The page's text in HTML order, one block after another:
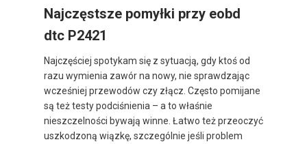
Najczęstsze pomyłki przy eobd
dtc P2421
Najczęściej spotykam się z sytuacją, gdy ktoś od
razu wymienia zawór na nowy, nie sprawdzając
wcześniej przewodów czy złącz. Często pomijane
są też testy podciśnienia – a to właśnie
nieszczelności bywają winne. Łatwo też przeoczyć
uszkodzoną wiązkę, szczególnie jeśli problem